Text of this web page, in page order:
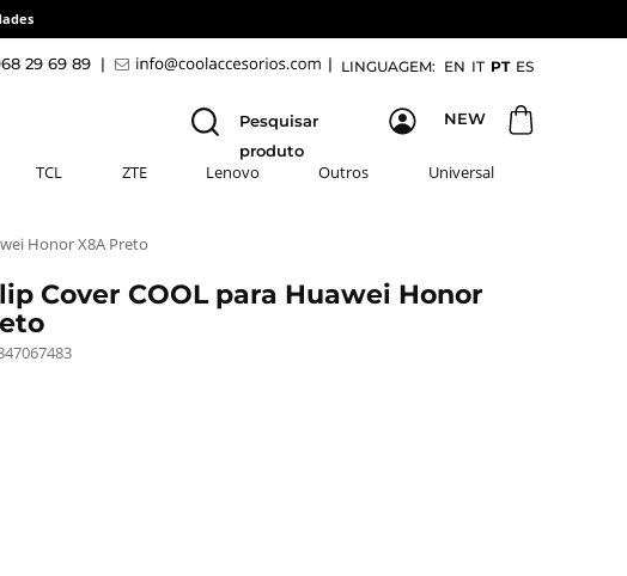
LINGUAGEM: EN IT PT ES
29 69 89 | |
NEW
Pesquisar
produto
TCL ZTE Lenovo Outros Universal
Honor X8A Preto
Cover COOL para Huawei Honor